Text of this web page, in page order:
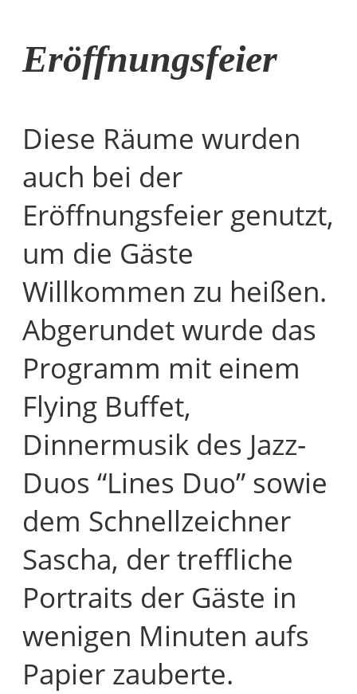
Eröffnungsfeier
Diese Räume wurden
auch bei der
Eröffnungsfeier genutzt,
um die Gäste
Willkommen zu heißen.
Abgerundet wurde das
Programm mit einem
Flying Buffet,
Dinnermusik des Jazz-
Duos “Lines Duo” sowie
dem Schnellzeichner
Sascha, der treffliche
Portraits der Gäste in
wenigen Minuten aufs
Papier zauberte.